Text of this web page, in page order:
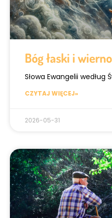
Bóg łaski i
Słowa Ewangelii według
CZYTAJ WIĘCEJ»
2026-05-31